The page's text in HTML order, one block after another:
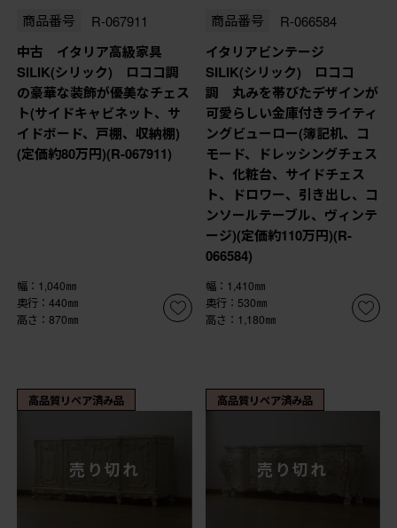
商品番号 R-067911
中古 イタリア高級家具
SILIK(シリック) ロココ調
の豪華な装飾が優美なチェス
ト(サイドキャビネット、サ
イドボード、戸棚、収納棚)
(定価約80万円)(R-067911)
幅：1,040㎜
奥行：440㎜
高さ：870㎜
商品番号 R-066584
イタリアビンテージ
SILIK(シリック) ロココ
調 丸みを帯びたデザインが
可愛らしい金庫付きライティ
ングビューロー(簿記机、コ
モード、ドレッシングチェス
ト、化粧台、サイドチェス
ト、ドロワー、引き出し、コ
ンソールテーブル、ヴィンテ
ージ)(定価約110万円)(R-
066584)
幅：1,410㎜
奥行：530㎜
高さ：1,180㎜
高品質リペア済み品
売り切れ
高品質リペア済み品
売り切れ